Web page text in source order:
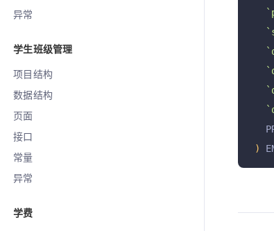
异常
学生班级管理
项目结构
数据结构
页面
接口
常量
异常
学费
)